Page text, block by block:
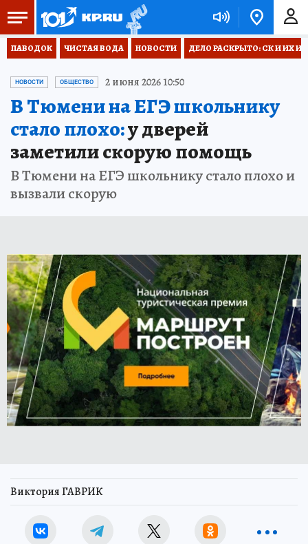
ПАВОДОК ЧИСТАЯ ВОДА НОВОСТИ ДЕЛО РАСКРЫТО: СК И ИХ
НОВОСТИ ОБЩЕСТВО 2 июня 2026 10:50
В Тюмени на ЕГЭ школьнику
стало плохо:у дверей
заметили скорую помощь
В Тюмени на ЕГЭ школьнику стало плохо и
вызвали скорую
Виктория ГАВРИК